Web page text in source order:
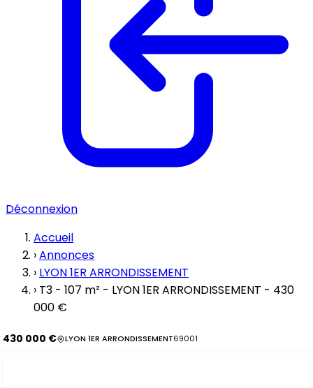
Déconnexion
Accueil
›Annonces
› LYON 1ER ARRONDISSEMENT
› T3 - 107 m² - LYON 1ER ARRONDISSEMENT - 430
000 €
430 000 € LYON 1ER ARRONDISSEMENT69001